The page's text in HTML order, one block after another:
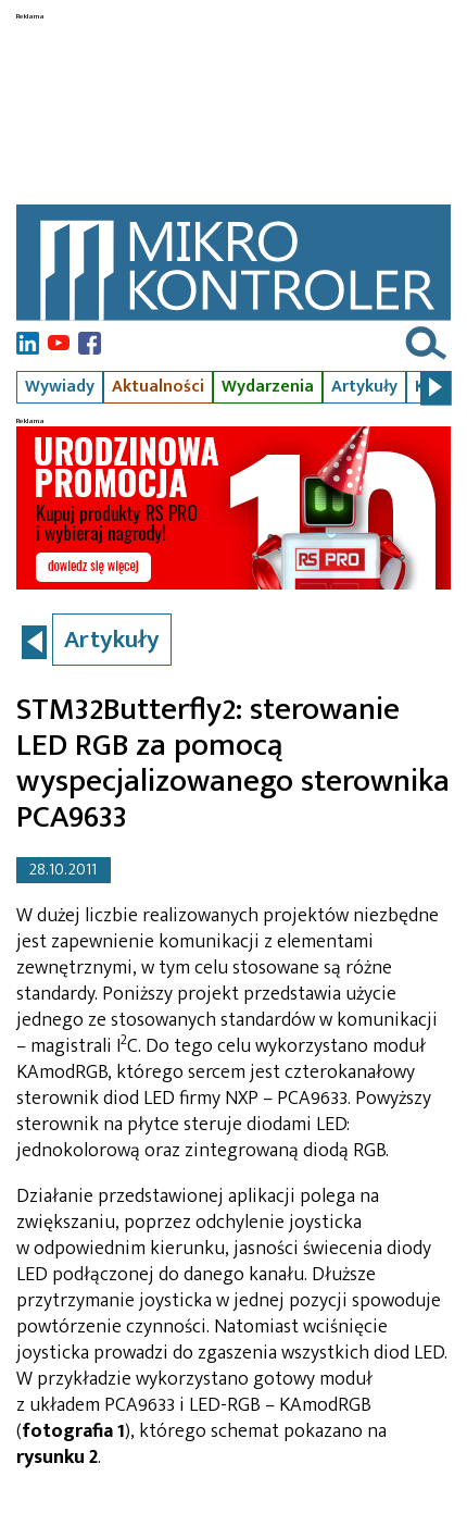
Wywiady Aktualności Wydarzenia Artykuły Kursy
Artykuły
STM32Butterfly2: sterowanie
LED RGB za pomocą
wyspecjalizowanego sterownika
PCA9633
28.10.2011
W dużej liczbie realizowanych projektów niezbędne
jest zapewnienie komunikacji z elementami
zewnętrznymi, w tym celu stosowane są różne
standardy. Poniższy projekt przedstawia użycie
jednego ze stosowanych standardów w komunikacji
– magistrali I2C. Do tego celu wykorzystano moduł
KAmodRGB, którego sercem jest czterokanałowy
sterownik diod LED firmy NXP – PCA9633. Powyższy
sterownik na płytce steruje diodami LED:
jednokolorową oraz zintegrowaną diodą RGB.
Działanie przedstawionej aplikacji polega na
zwiększaniu, poprzez odchylenie joysticka
w odpowiednim kierunku, jasności świecenia diody
LED podłączonej do danego kanału. Dłuższe
przytrzymanie joysticka w jednej pozycji spowoduje
powtórzenie czynności. Natomiast wciśnięcie
joysticka prowadzi do zgaszenia wszystkich diod LED.
W przykładzie wykorzystano gotowy moduł
z układem PCA9633 i LED-RGB – KAmodRGB
(fotografia 1), którego schemat pokazano na
rysunku 2.